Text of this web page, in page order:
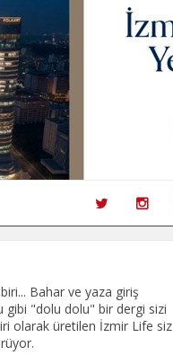
Bahar ve yaza giriş
gibi "dolu dolu" bir dergi sizi
olarak üretilen İzmir Life siz